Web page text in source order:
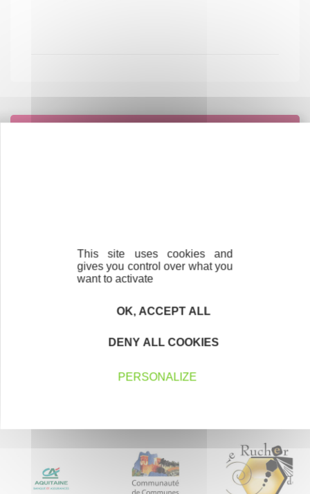
Créateurs, repreneurs, vos interlocuteurs en
This site uses cookies and
gives you control over what you
want to activate
OK, ACCEPT ALL
DENY ALL COOKIES
PERSONALIZE